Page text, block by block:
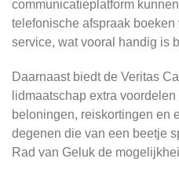
communicatieplatform
telefonische afspraak
service, wat vooral handig is
Daarnaast biedt de Veritas
lidmaatschap extra
beloningen, reiskortingen en
degenen die van een beetje
Rad van Geluk de